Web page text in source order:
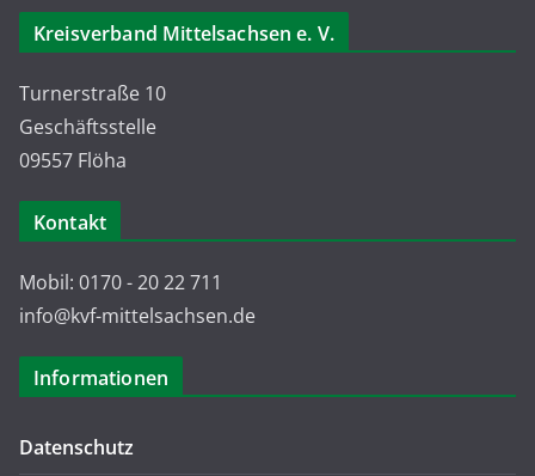
Kreisverband Mittelsachsen e. V.
Turnerstraße 10
Geschäftsstelle
09557 Flöha
Kontakt
Mobil: 0170 - 20 22 711
info@kvf-mittelsachsen.de
Informationen
Datenschutz